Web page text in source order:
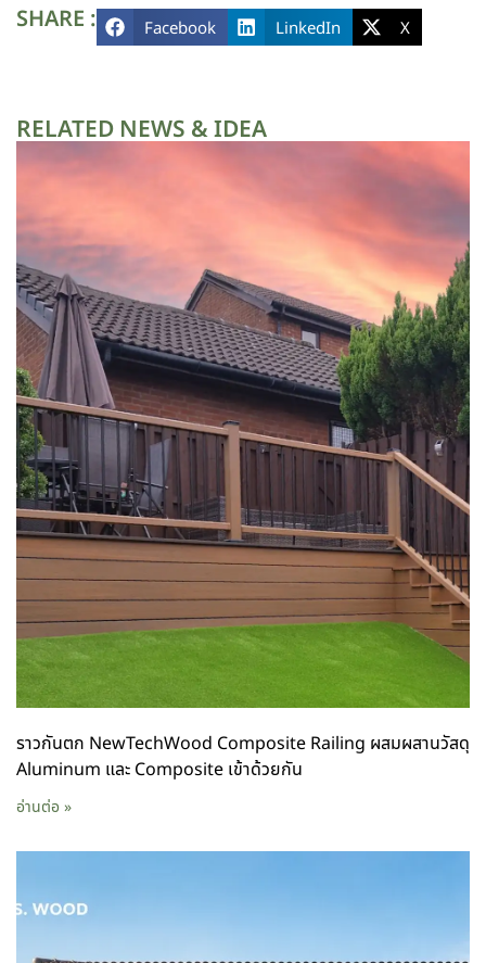
SHARE : Facebook LinkedIn X
RELATED NEWS & IDEA
ราวกันตก NewTechWood Composite Railing ผสมผสานวัสดุ
Aluminum และ Composite เข้าด้วยกัน
อ่านต่อ »